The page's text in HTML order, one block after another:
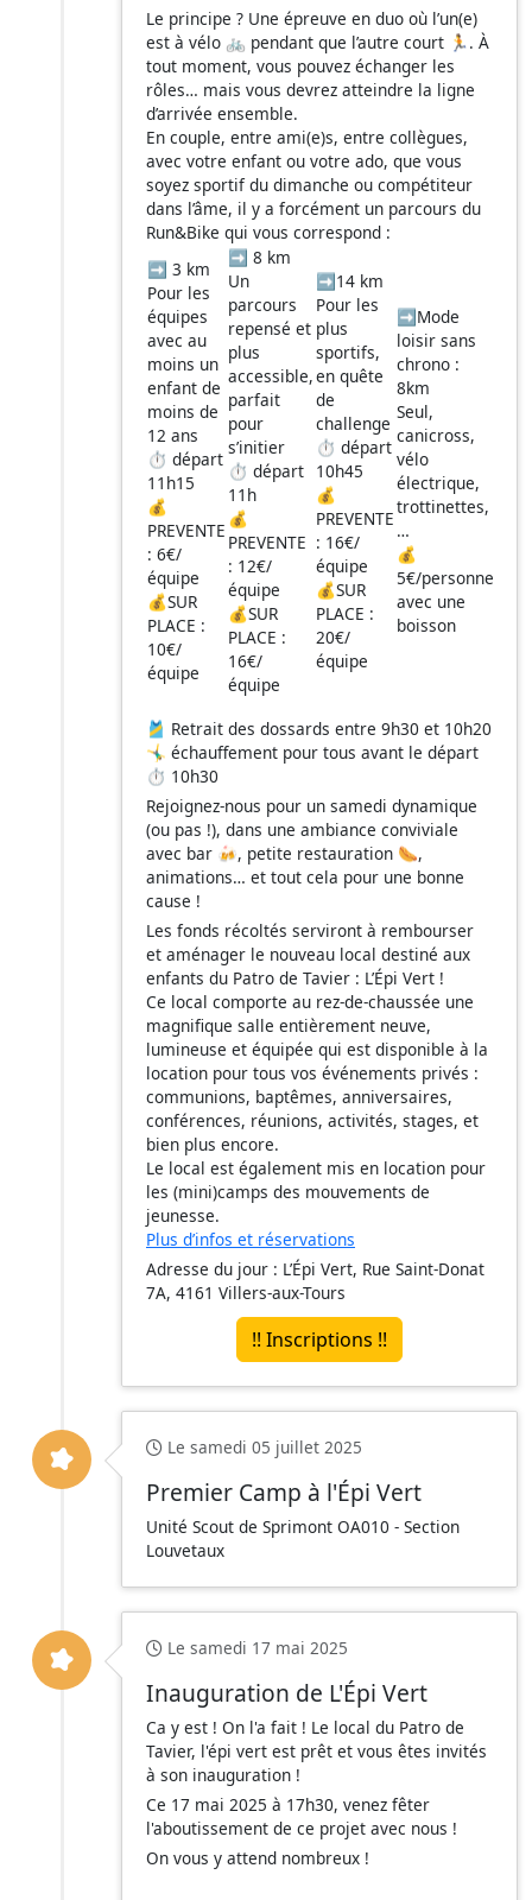
Le principe ? Une épreuve en duo où l’un(e)
est à vélo 🚲 pendant que l’autre court 🏃. À
tout moment, vous pouvez échanger les
rôles… mais vous devrez atteindre la ligne
d’arrivée ensemble.
En couple, entre ami(e)s, entre collègues,
avec votre enfant ou votre ado, que vous
soyez sportif du dimanche ou compétiteur
dans l’âme, il y a forcément un parcours du
Run&Bike qui vous correspond :
➡️ 3 km
Pour les
équipes
avec au
moins un
enfant de
moins de
12 ans
⏱️ départ
11h15
💰
PREVENTE
: 6€/
équipe
💰SUR
PLACE :
10€/
équipe
➡️ 8 km
Un
parcours
repensé et
plus
accessible,
parfait
pour
s’initier
⏱️ départ
11h
💰
PREVENTE
: 12€/
équipe
💰SUR
PLACE :
16€/
équipe
➡️14 km
Pour les
plus
sportifs,
en quête
de
challenge
⏱️ départ
10h45
💰
PREVENTE
: 16€/
équipe
💰SUR
PLACE :
20€/
équipe
➡️Mode
loisir sans
chrono :
8km
Seul,
canicross,
vélo
électrique,
trottinettes,
…
💰
5€/personne
avec une
boisson
🎽 Retrait des dossards entre 9h30 et 10h20
🤸‍♂️ échauffement pour tous avant le départ
⏱️ 10h30
Rejoignez-nous pour un samedi dynamique
(ou pas !), dans une ambiance conviviale
avec bar 🍻, petite restauration 🌭,
animations… et tout cela pour une bonne
cause !
Les fonds récoltés serviront à rembourser
et aménager le nouveau local destiné aux
enfants du Patro de Tavier : L’Épi Vert !
Ce local comporte au rez-de-chaussée une
magnifique salle entièrement neuve,
lumineuse et équipée qui est disponible à la
location pour tous vos événements privés :
communions, baptêmes, anniversaires,
conférences, réunions, activités, stages, et
bien plus encore.
Le local est également mis en location pour
les (mini)camps des mouvements de
jeunesse.
Plus d’infos et réservations
Adresse du jour : L’Épi Vert, Rue Saint-Donat
7A, 4161 Villers-aux-Tours
!! Inscriptions !!
Le samedi 05 juillet 2025
Premier Camp à l'Épi Vert
Unité Scout de Sprimont OA010 - Section
Louvetaux
Le samedi 17 mai 2025
Inauguration de L'Épi Vert
Ca y est ! On l'a fait ! Le local du Patro de
Tavier, l'épi vert est prêt et vous êtes invités
à son inauguration !
Ce 17 mai 2025 à 17h30, venez fêter
l'aboutissement de ce projet avec nous !
On vous y attend nombreux !